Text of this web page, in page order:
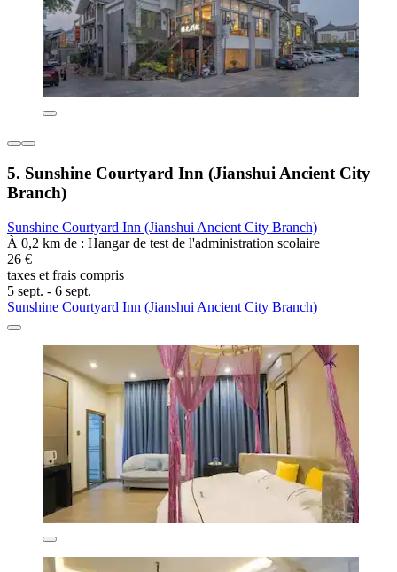
5. Sunshine Courtyard Inn (Jianshui Ancient City
Branch)
Sunshine Courtyard Inn (Jianshui Ancient City Branch)
À 0,2 km de : Hangar de test de l'administration scolaire
26 €
taxes et frais compris
5 sept. - 6 sept.
Sunshine Courtyard Inn (Jianshui Ancient City Branch)